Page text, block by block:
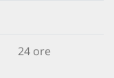
24 ore